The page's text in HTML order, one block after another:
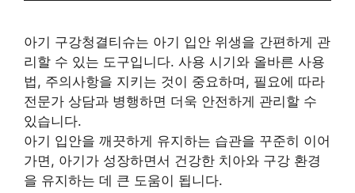
아기 구강청결티슈는 아기 입안 위생을 간편하게 관
리할 수 있는 도구입니다. 사용 시기와 올바른 사용
법, 주의사항을 지키는 것이 중요하며, 필요에 따라
전문가 상담과 병행하면 더욱 안전하게 관리할 수
있습니다.
아기 입안을 깨끗하게 유지하는 습관을 꾸준히 이어
가면, 아기가 성장하면서 건강한 치아와 구강 환경
을 유지하는 데 큰 도움이 됩니다.